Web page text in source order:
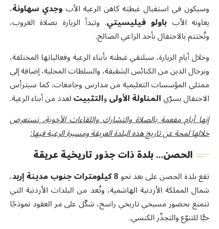
وسيكون في استقبال غبطته كاهن الرعية الأبوجدي سهاونة،
يعاونه الأب باولو فيليسيتي. وتبدأ الزيارة بصلاة الغروب،
وتُختتم بالاحتفال بأحد الراعي الصالح.
وخلال أيام الزيارة، سيلتقي غبطته بأبناء الرعية وفعالياتها المختلفة،
وبرجال الدين من الكنائس الشقيقة، والسلطات المحلية، إضافة إلى
ممثلي المؤسسات التعليمية من مدارس وجامعات. كما سيترأس
الاحتفال بسرّيالمناولة الأولىوالتثبيتلعدد من أبناء الرعية.
إنها أيام مفعمة بالصلاة والتشارك واللقاءات الأخوية، نستعرض
خلالها لمحة عن تاريخ هذه البلدة العريقة ومسيرة الرعية فيها:
الحصن... بلدة ذات جذور تاريخية عريقة
تقع بلدة الحصن على بعد نحو8كيلومترات جنوب مدينة إربد،
شمال المملكة الأردنية الهاشمية، وتُعد من البلدات الأردنية التي
تتمتع بحضور مسيحي تاريخي راسخ، شكّل على مر العقود نموذجًا
حيًّا للتنوّع والتجذّر الكنسي.